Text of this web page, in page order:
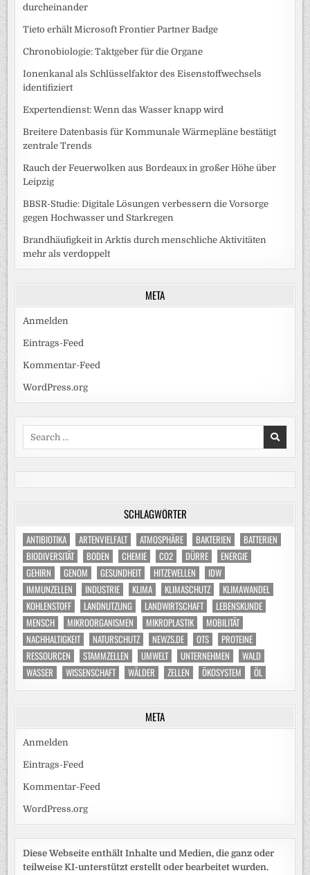
durcheinander
Tieto erhält Microsoft Frontier Partner Badge
Chronobiologie: Taktgeber für die Organe
Ionenkanal als Schlüsselfaktor des Eisenstoffwechsels
identifiziert
Expertendienst: Wenn das Wasser knapp wird
Breitere Datenbasis für Kommunale Wärmepläne bestätigt
zentrale Trends
Rauch der Feuerwolken aus Bordeaux in großer Höhe über
Leipzig
BBSR-Studie: Digitale Lösungen verbessern die Vorsorge
gegen Hochwasser und Starkregen
Brandhäufigkeit in Arktis durch menschliche Aktivitäten
mehr als verdoppelt
META
Anmelden
Eintrags-Feed
Kommentar-Feed
WordPress.org
Search
SCHLAGWÖRTER
ANTIBIOTIKA ARTENVIELFALT ATMOSPHÄRE BAKTERIEN
BATTERIEN
BIODIVERSITÄT
BODEN CHEMIE CO2 DÜRRE
ENERGIE
GEHIRN
GENOM GESUNDHEIT HITZEWELLEN
IDW
IMMUNZELLEN
INDUSTRIE KLIMA KLIMASCHUTZ
KLIMAWANDEL
KOHLENSTOFF
LANDNUTZUNG LANDWIRTSCHAFT
LEBENSKUNDE
MENSCH
MIKROORGANISMEN MIKROPLASTIK
MOBILITÄT
NACHHALTIGKEIT
NATURSCHUTZ NEWZS.DE OTS
PROTEINE
RESSOURCEN
STAMMZELLEN UMWELT UNTERNEHMEN
WALD
WASSER
WISSENSCHAFT WÄLDER ZELLEN ÖKOSYSTEM ÖL
META
Anmelden
Eintrags-Feed
Kommentar-Feed
WordPress.org
Diese Webseite enthält Inhalte und Medien, die ganz oder
teilweise KI-unterstützt erstellt oder bearbeitet wurden.